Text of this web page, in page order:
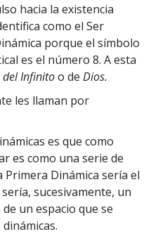
hacia la existencia
como el Ser
porque el símbolo
es el número 8. A esta
Infinitoo de Dios.
les llaman por
es que como
es como una serie de
Dinámica sería el
sucesivamente, un
un espacio que se